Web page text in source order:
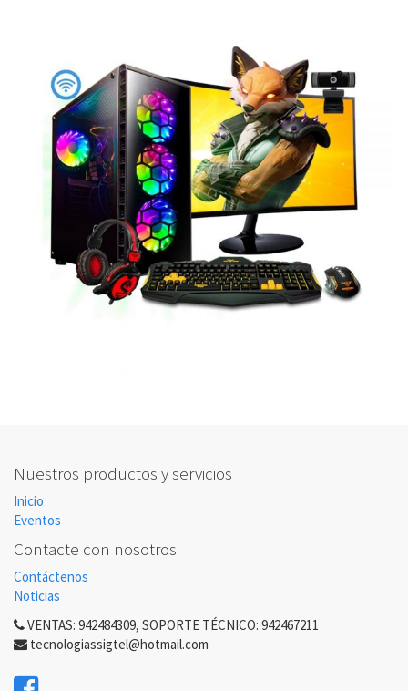
Nuestros productos y servicios
Inicio
Eventos
Contacte con nosotros
Contáctenos
Noticias
VENTAS: 942484309, SOPORTE TÉCNICO: 942467211
tecnologiassigtel@hotmail.com